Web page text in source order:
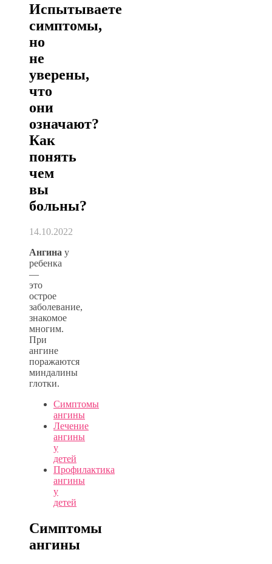
Испытываете
симптомы,
но
не
уверены,
что
они
означают?
Как
понять
чем
вы
больны?
14.10.2022
Ангина у
ребенка
—
это
острое
заболевание,
знакомое
многим.
При
ангине
поражаются
миндалины
глотки.
Симптомы
ангины
Лечение
ангины
у
детей
Профилактика
ангины
у
детей
Симптомы
ангины